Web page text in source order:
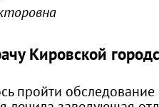
Кировской
пройти